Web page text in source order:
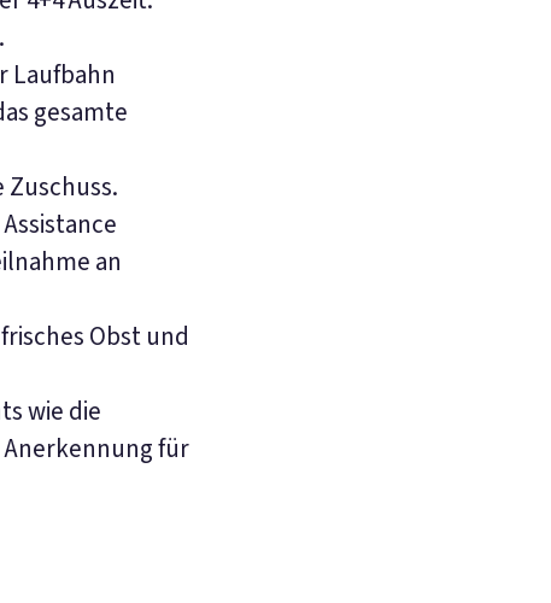
Laufbahn
gesamte
an
Obst und
wie die
für